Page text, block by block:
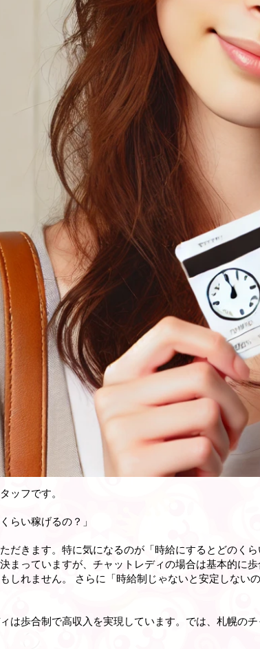
ッフです。
らい稼げるの？」
だきます。特に気になるのが「時給にするとどのく
まっていますが、チャットレディの場合は基本的に
しれません。 さらに「時給制じゃないと安定しない
は歩合制で高収入を実現しています。では、札幌の